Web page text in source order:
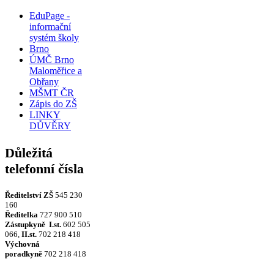
EduPage -
informační
systém školy
Brno
ÚMČ Brno
Maloměřice a
Obřany
MŠMT ČR
Zápis do ZŠ
LINKY
DŮVĚRY
Důležitá
telefonní čísla
Ředitelství ZŠ 545 230
160
Ředitelka 727 900 510
Zástupkyně I.st. 602 505
066, II.st. 702 218 418
Výchovná
poradkyně 702 218 418